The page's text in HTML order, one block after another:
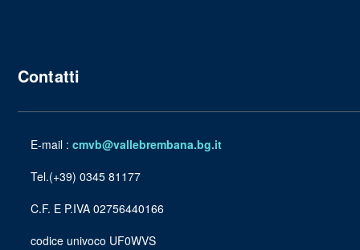
Contatti
E-mail : cmvb@vallebrembana.bg.it
Tel.(+39) 0345 81177
C.F. E P.IVA 02756440166
codice univoco UF0WVS